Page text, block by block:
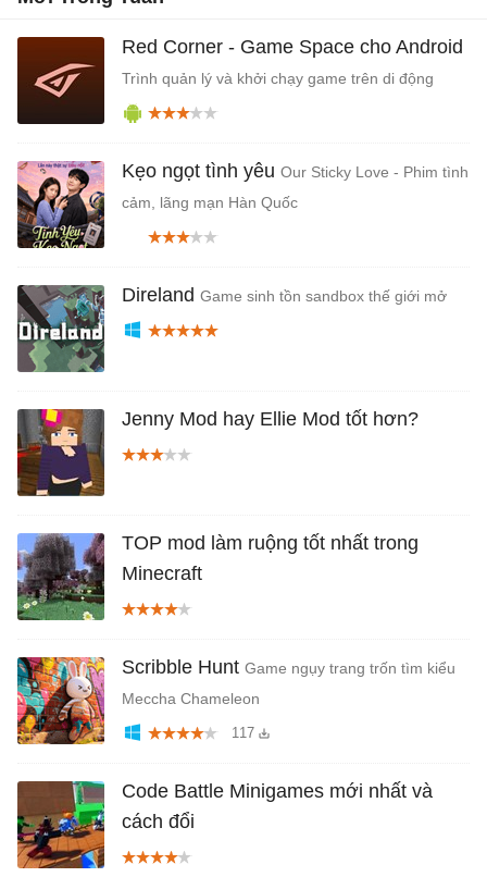
Red Corner - Game Space cho Android
Trình quản lý và khởi chạy game trên di động
Kẹo ngọt tình yêu Our Sticky Love - Phim tình
cảm, lãng mạn Hàn Quốc
Direland Game sinh tồn sandbox thế giới mở
Jenny Mod hay Ellie Mod tốt hơn?
TOP mod làm ruộng tốt nhất trong
Minecraft
Scribble Hunt Game ngụy trang trốn tìm kiểu
Meccha Chameleon
117
Code Battle Minigames mới nhất và
cách đổi